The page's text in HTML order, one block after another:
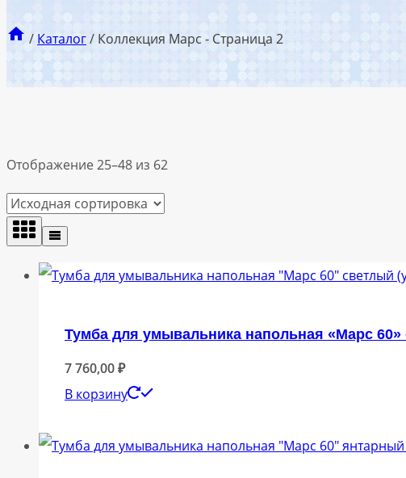
/ Каталог/ Коллекция Марс - Страница 2
Отображение 25–48 из 62
Тумба для умывальника напольная «Марс
7 760,00₽
В корзину